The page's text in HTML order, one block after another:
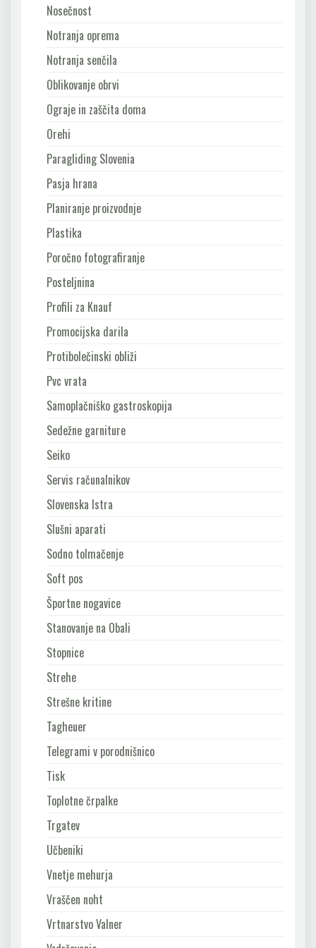
Nosečnost
Notranja oprema
Notranja senčila
Oblikovanje obrvi
Ograje in zaščita doma
Orehi
Paragliding Slovenia
Pasja hrana
Planiranje proizvodnje
Plastika
Poročno fotografiranje
Posteljnina
Profili za Knauf
Promocijska darila
Protibolečinski obliži
Pvc vrata
Samoplačniško gastroskopija
Sedežne garniture
Seiko
Servis računalnikov
Slovenska Istra
Slušni aparati
Sodno tolmačenje
Soft pos
Športne nogavice
Stanovanje na Obali
Stopnice
Strehe
Strešne kritine
Tagheuer
Telegrami v porodnišnico
Tisk
Toplotne črpalke
Trgatev
Učbeniki
Vnetje mehurja
Vraščen noht
Vrtnarstvo Valner